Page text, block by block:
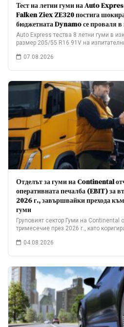
Тест на летни гуми на Auto
Falken Ziex ZE320 постига
бюджетната Dynamo се проваля в
Auto Express тества 8 летни гуми в
размер 205/55 R16 91V на
07.08.2026
Отделът за гуми на Continental
оперативната печалба (EBIT) за
2026 г., завършвайки прехода
гуми
Груповият сектор Гуми на Continental
тримесечие през 2026 г., като
04.08.2026